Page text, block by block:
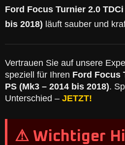
Ford Focus Turnier 2.0
bis 2018) läuft sauber und
Vertrauen Sie auf unsere
speziell für Ihren Ford Focus
PS (Mk3 – 2014 bis 2018).
Unterschied – JETZT!
⚠ Wichtiger